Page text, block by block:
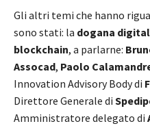
Gli altri temi che hanno
sono stati: la dogana
blockchain, a parlarne:
Assocad, Paolo
Innovation Advisory Body di
Direttore Generale di
Amministratore delegato di